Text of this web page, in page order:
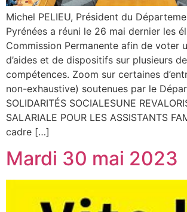
Michel PELIEU, Président du
Pyrénées a réuni le 26 mai dernier les
Commission Permanente afin de voter
d’aides et de dispositifs sur plusieurs
compétences. Zoom sur certaines
non-exhaustive) soutenues par le
SOLIDARITÉS SOCIALESUNE
SALARIALE POUR LES ASSISTANTS
cadre […]
Mardi 30 mai 2023